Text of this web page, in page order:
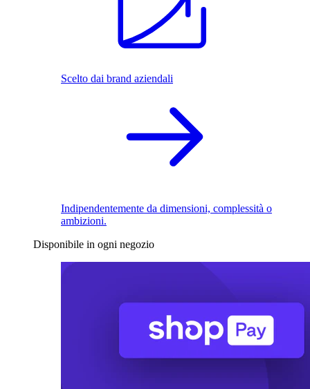
Scelto dai brand aziendali
Indipendentemente da dimensioni, complessità o
ambizioni.
Disponibile in ogni negozio